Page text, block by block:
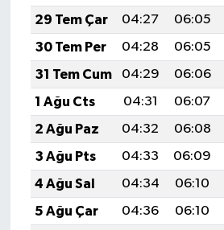
29 Tem Çar
04:27 06:05
30 Tem Per
04:28 06:05
31 Tem Cum
04:29 06:06
1 Ağu Cts
04:31 06:07
2 Ağu Paz
04:32 06:08
3 Ağu Pts
04:33 06:09
4 Ağu Sal
04:34 06:10
5 Ağu Çar
04:36 06:10